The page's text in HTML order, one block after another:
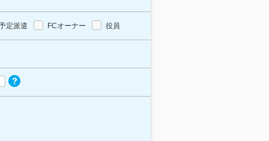
定派遣 FCオーナー 役員